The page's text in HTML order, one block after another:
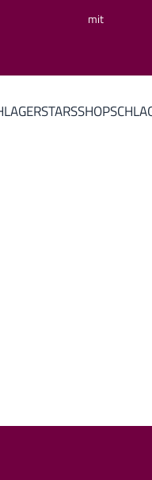
mit
SHOP